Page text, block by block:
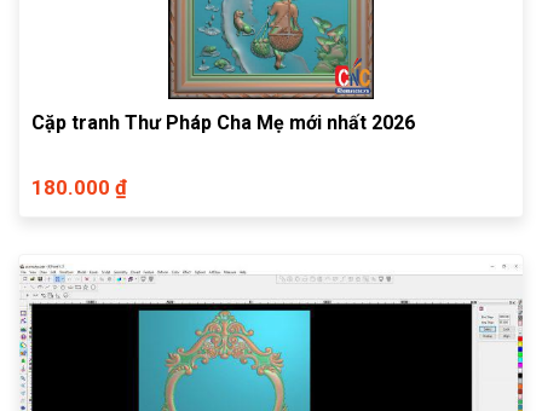
Cặp tranh Thư Pháp Cha Mẹ mới nhất 2026
180.000 ₫